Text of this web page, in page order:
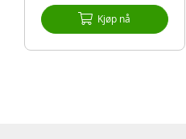
Kjøp nå